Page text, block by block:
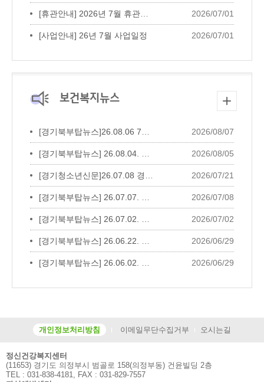
2026/07/01
[사업안내] 26년 7월 사업일정 2026/07/01
보건복지뉴스
2026/08/07
2026/08/05
2026/07/21
2026/07/08
2026/07/02
2026/06/29
2026/06/29
개인정보처리방침 이메일무단수집거부 오시는길
정신건강복지센터
(11653) 경기도 의정부시 범골로 158(의정부동) 건윤빌딩 2층
TEL : 031-838-4181, FAX : 031-829-7557